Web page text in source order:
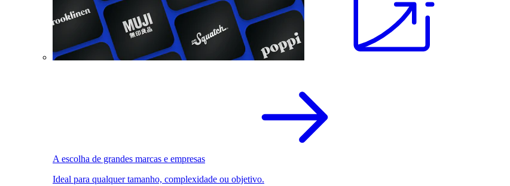
A escolha de grandes marcas e empresas
Ideal para qualquer tamanho, complexidade ou objetivo.